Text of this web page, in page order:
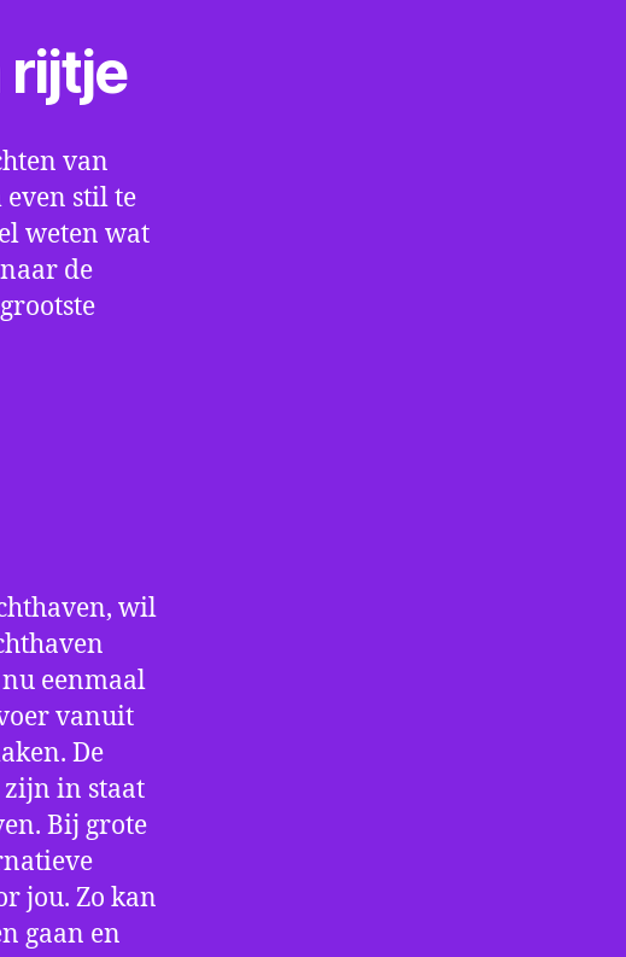
rijtje
van
stil te
weten wat
de
wil
eenmaal
vanuit
De
zijn in staat
Bij grote
jou. Zo kan
gaan en